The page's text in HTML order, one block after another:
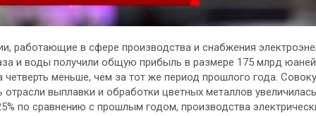
работающие в сфере производства и снабжения
и воды получили общую прибыль в размере 175 млрд
четверть меньше, чем за тот же период прошлого года.
отрасли выплавки и обработки цветных металлов
по сравнению с прошлым годом, производства